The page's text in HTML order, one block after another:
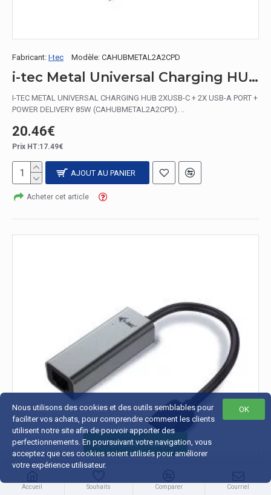
Fabricant: I-tec Modèle: CAHUBMETAL2A2CPD
i-tec Metal Universal Charging HUB 2xUSB-C + 2x USB-A Port + Power Delivery 85W
I-TEC METAL UNIVERSAL CHARGING HUB 2XUSB-C + 2X USB-A PORT +
POWER DELIVERY 85W (CAHUBMETAL2A2CPD). ..
20.46€
Prix HT:17.49€
AJOUT AU PANIER
Acheter cet article
Accueil Souhaits Comparer Courriel
OK
Nous utilisons des cookies et des outils semblables pour
faciliter vos achats, pour comprendre comment les clients
utilisent notre site afin de pouvoir apporter des
perfectionnements. En poursuivant votre navigation, vous
acceptez que ces cookies soient utilisés pour améliorer
votre expérience utilisateur.
FILTRE DE PRODUITS